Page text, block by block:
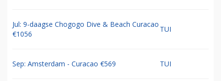
Jul: 9-daagse Chogogo Dive & Beach Curacao
€1056
TUI
Sep: Amsterdam - Curacao €569 TUI